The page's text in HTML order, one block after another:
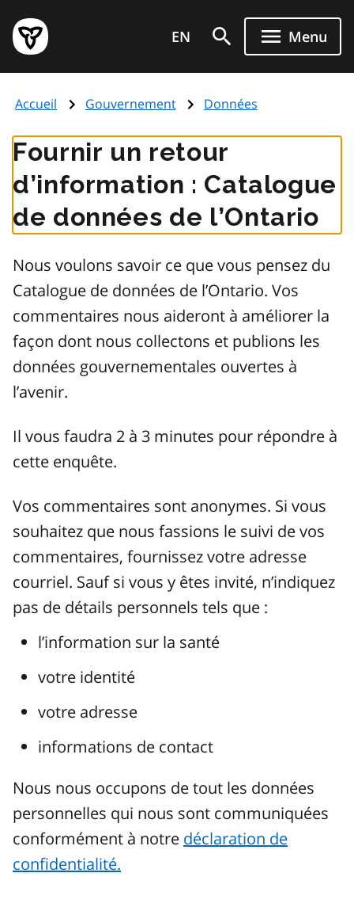
au
contenu
principal
Page
d'accueil
de
EN Menu
Accueil Gouvernement Données
Fournir un retour
d’information : Catalogue
de données de l’Ontario
Nous voulons savoir ce que vous pensez du
Catalogue de données de l’Ontario. Vos
commentaires nous aideront à améliorer la
façon dont nous collectons et publions les
données gouvernementales ouvertes à
l’avenir.
Il vous faudra 2 à 3 minutes pour répondre à
cette enquête.
Vos commentaires sont anonymes. Si vous
souhaitez que nous fassions le suivi de vos
commentaires, fournissez votre adresse
courriel. Sauf si vous y êtes invité, n’indiquez
pas de détails personnels tels que :
l’information sur la santé
votre identité
votre adresse
informations de contact
Nous nous occupons de tout les données
personnelles qui nous sont communiquées
conformément à notre déclaration de
confidentialité.